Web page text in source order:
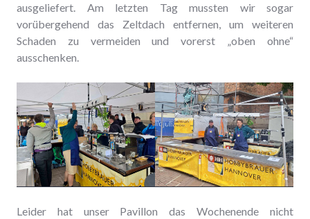
ausgeliefert. Am letzten Tag mussten wir sogar
vorübergehend das Zeltdach entfernen, um weiteren
Schaden zu vermeiden und vorerst „oben ohne“
ausschenken.
Leider hat unser Pavillon das Wochenende nicht